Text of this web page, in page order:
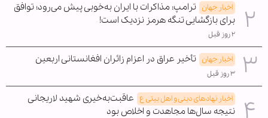
اخبار جهان ترامپ: مذاکرات با ایران به‌خوبی پیش می‌رود؛ توافق
برای بازگشایی تنگه هرمز نزدیک است!
۲ روز قبل
اخبار جهان تأخیر عراق در اعزام زائران افغانستانی اربعین
۳ روز قبل
اخبار نهادهای دینی و اهل بیتی ع عاقبت‌به‌خیری شهید لاریجانی
نتیجه سال‌ها مجاهدت و اخلاص بود